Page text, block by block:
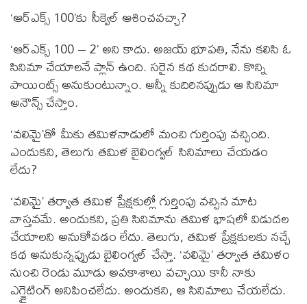
‘ఆర్ఎక్స్ 100’కు సీక్వెల్ ఆశించవచ్చా?
‘ఆర్ఎక్స్ 100 – 2’ అని కాదు. అజయ్ భూపతి, నేను కలిసి ఓ
సినిమా చేయాలనే ప్లాన్ ఉంది. సరైన కథ కుదరాలి. కొన్ని
పాయింట్స్ అనుకుంటున్నాం. అన్నీ కుదిరినప్పుడు ఆ సినిమా
అనౌన్స్ చేస్తాం.
‘వలిమై’తో మీకు తమిళనాడులో మంచి గుర్తింపు వచ్చింది.
ఎందుకని, తెలుగు తమిళ బైలింగ్వల్ సినిమాలు చేయడం
లేదు?
‘వలిమై’ తర్వాత తమిళ ప్రేక్షకుల్లో గుర్తింపు వచ్చిన మాట
వాస్తవమే. అందుకని, ప్రతి సినిమాను తమిళ భాషలో విడుదల
చేయాలని అనుకోవడం లేదు. తెలుగు, తమిళ ప్రేక్షకులకు నచ్చే
కథ అనుకున్నప్పుడు బైలింగ్వల్ చేస్తా. ‘వలిమై’ తర్వాత తమిళం
నుంచి రెండు మూడు అవకాశాలు వచ్చాయి కానీ నాకు
ఎగ్జైటింగ్ అనిపించలేదు. అందుకని, ఆ సినిమాలు చేయలేదు.